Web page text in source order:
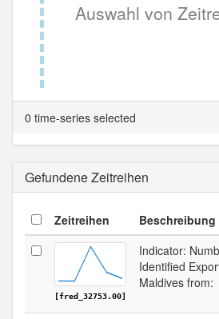
Auswahl von
0 time-series selected
Gefundene Zeitreihen
Zeitreihen Beschreibung
[fred_32753.00]
Indicator:
Identified
Maldives from: